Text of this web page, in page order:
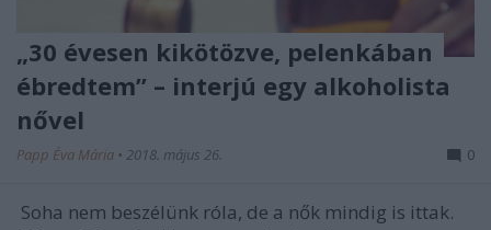
„30 évesen kikötözve, pelenkában
ébredtem” – interjú egy alkoholista
nővel
Papp Éva Mária • 2018. május 26. 0
Soha nem beszélünk róla, de a nők mindig is ittak.